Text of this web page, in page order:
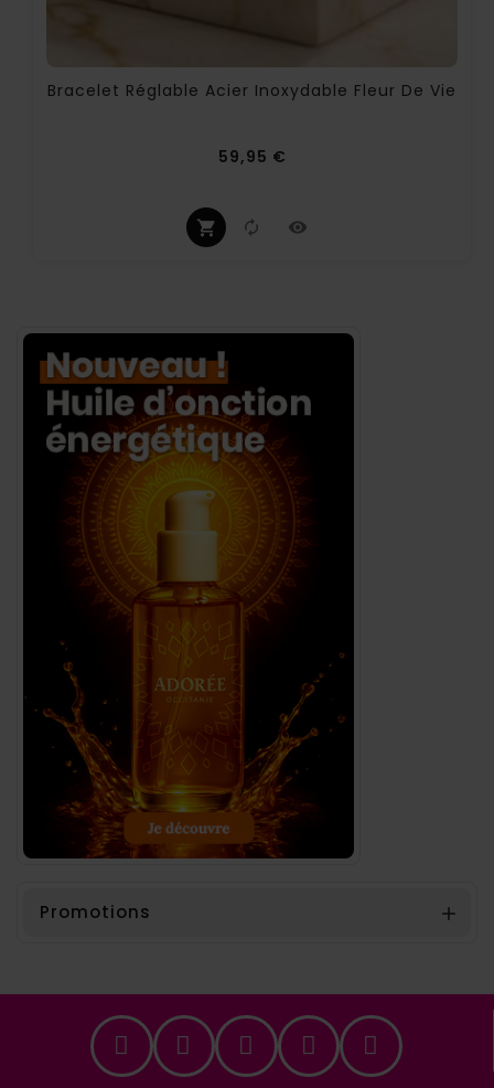
Bracelet Réglable Acier Inoxydable Fleur De Vie
59,95 €
Promotions 